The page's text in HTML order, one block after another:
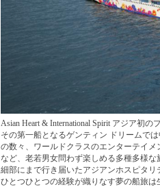
Asian Heart & International Spirit アジア初
その第一船となるゲンティン ドリームで
の数々、ワールドクラスのエンターテイ
など、老若男女問わず楽しめる多種多様な
細部にまで行き届いたアジアンホスピタリ
ひとつひとつの経験が織りなす夢の船旅は